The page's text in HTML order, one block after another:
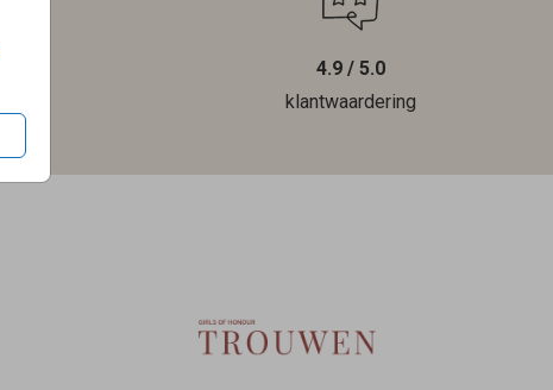
4.9 / 5.0
klantwaardering